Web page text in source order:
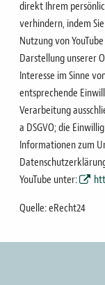
direkt Ihrem
verhindern, indem
Nutzung von
Darstellung unserer
Interesse im Sinne
entsprechende
Verarbeitung
a DSGVO; die
Informationen zum
YouTube unter:
Quelle:eRecht24